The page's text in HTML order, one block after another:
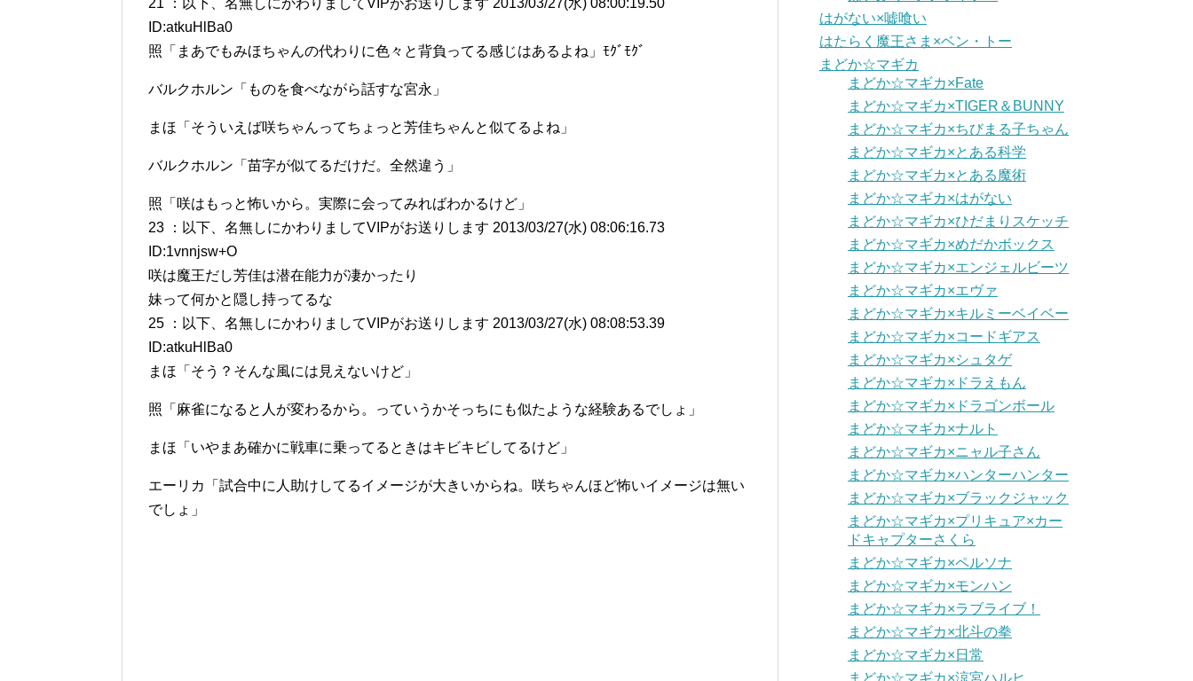
21 ：以下、名無しにかわりましてVIPがお送りします 2013/03/27(水) 08:00:19.50
ID:atkuHlBa0
照「まあでもみほちゃんの代わりに色々と背負ってる感じはあるよね」ﾓｸﾞﾓｸﾞ
バルクホルン「ものを食べながら話すな宮永」
まほ「そういえば咲ちゃんってちょっと芳佳ちゃんと似てるよね」
バルクホルン「苗字が似てるだけだ。全然違う」
照「咲はもっと怖いから。実際に会ってみればわかるけど」
23 ：以下、名無しにかわりましてVIPがお送りします 2013/03/27(水) 08:06:16.73
ID:1vnnjsw+O
咲は魔王だし芳佳は潜在能力が凄かったり
妹って何かと隠し持ってるな
25 ：以下、名無しにかわりましてVIPがお送りします 2013/03/27(水) 08:08:53.39
ID:atkuHlBa0
まほ「そう？そんな風には見えないけど」
照「麻雀になると人が変わるから。っていうかそっちにも似たような経験あるでしょ」
まほ「いやまあ確かに戦車に乗ってるときはキビキビしてるけど」
エーリカ「試合中に人助けしてるイメージが大きいからね。咲ちゃんほど怖いイメージは無い
でしょ」
はがない×嘘喰い
はたらく魔王さま×ベン・トー
まどか☆マギカ
まどか☆マギカ×Fate
まどか☆マギカ×TIGER＆BUNNY
まどか☆マギカ×ちびまる子ちゃん
まどか☆マギカ×とある科学
まどか☆マギカ×とある魔術
まどか☆マギカ×はがない
まどか☆マギカ×ひだまりスケッチ
まどか☆マギカ×めだかボックス
まどか☆マギカ×エンジェルビーツ
まどか☆マギカ×エヴァ
まどか☆マギカ×キルミーベイベー
まどか☆マギカ×コードギアス
まどか☆マギカ×シュタゲ
まどか☆マギカ×ドラえもん
まどか☆マギカ×ドラゴンボール
まどか☆マギカ×ナルト
まどか☆マギカ×ニャル子さん
まどか☆マギカ×ハンターハンター
まどか☆マギカ×ブラックジャック
まどか☆マギカ×プリキュア×カー
ドキャプターさくら
まどか☆マギカ×ペルソナ
まどか☆マギカ×モンハン
まどか☆マギカ×ラブライブ！
まどか☆マギカ×北斗の拳
まどか☆マギカ×日常
まどか☆マギカ×涼宮ハルヒ